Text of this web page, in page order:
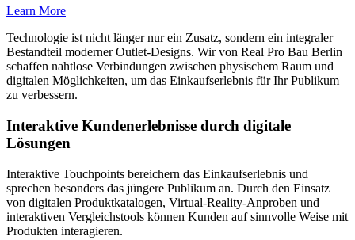
Learn More
Technologie ist nicht länger nur ein Zusatz, sondern ein integraler
Bestandteil moderner Outlet-Designs. Wir von Real Pro Bau Berlin
schaffen nahtlose Verbindungen zwischen physischem Raum und
digitalen Möglichkeiten, um das Einkaufserlebnis für Ihr Publikum
zu verbessern.
Interaktive Kundenerlebnisse durch digitale
Lösungen
Interaktive Touchpoints bereichern das Einkaufserlebnis und
sprechen besonders das jüngere Publikum an. Durch den Einsatz
von digitalen Produktkatalogen, Virtual-Reality-Anproben und
interaktiven Vergleichstools können Kunden auf sinnvolle Weise mit
Produkten interagieren.